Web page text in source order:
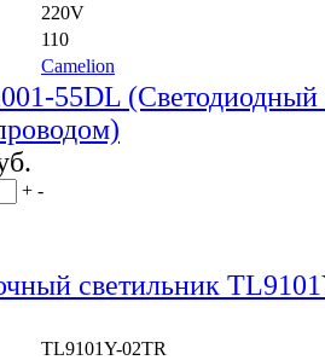
220V
110
Camelion
55DL
+ -
светильник
TL9101Y-02TR